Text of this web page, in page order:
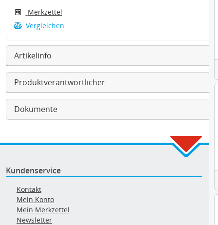
Merkzettel
Vergleichen
Artikelinfo
Produktverantwortlicher
Dokumente
Kundenservice
Kontakt
Mein Konto
Mein Merkzettel
Newsletter